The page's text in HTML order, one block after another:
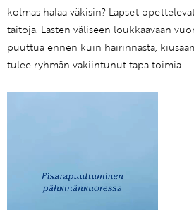
kolmas halaa väkisin? Lapset
taitoja. Lasten väliseen loukkaavaan
puuttua ennen kuin häirinnästä,
tulee ryhmän vakiintunut tapa toimia.